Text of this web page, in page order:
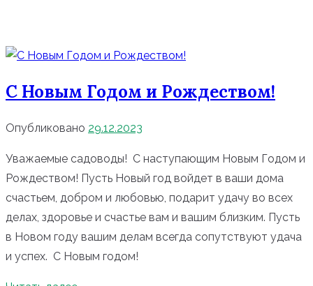
С Новым Годом и Рождеством!
Опубликовано 29.12.2023
Уважаемые садоводы! С наступающим Новым Годом и
Рождеством! Пусть Новый год войдет в ваши дома
счастьем, добром и любовью, подарит удачу во всех
делах, здоровье и счастье вам и вашим близким. Пусть
в Новом году вашим делам всегда сопутствуют удача
и успех. С Новым годом!